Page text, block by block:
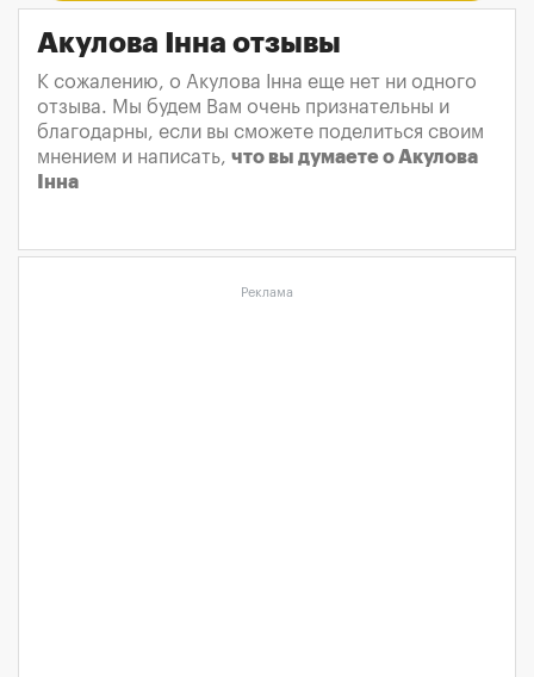
Акулова Інна отзывы
К сожалению, о Акулова Інна еще нет ни одного
отзыва. Мы будем Вам очень признательны и
благодарны, если вы сможете поделиться своим
мнением и написать, что вы думаете о Акулова
Інна
Реклама